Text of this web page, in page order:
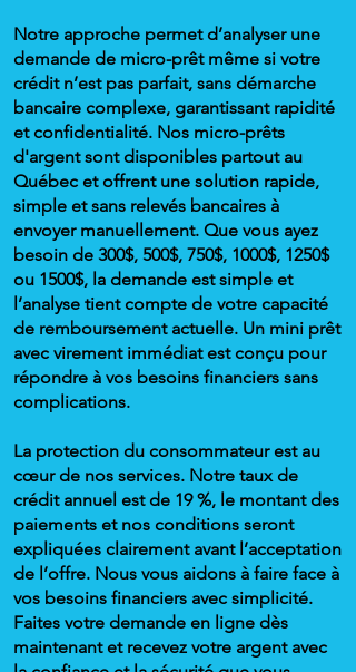
Notre approche permet d’analyser une
demande de micro-prêt même si votre
crédit n’est pas parfait, sans démarche
bancaire complexe, garantissant rapidité
et confidentialité. Nos micro-prêts
d'argent sont disponibles partout au
Québec et offrent une solution rapide,
simple et sans relevés bancaires à
envoyer manuellement. Que vous ayez
besoin de 300$, 500$, 750$, 1000$, 1250$
ou 1500$, la demande est simple et
l’analyse tient compte de votre capacité
de remboursement actuelle. Un mini prêt
avec virement immédiat est conçu pour
répondre à vos besoins financiers sans
complications.
La protection du consommateur est au
cœur de nos services. Notre taux de
crédit annuel est de 19 %, le montant des
paiements et nos conditions seront
expliquées clairement avant l’acceptation
de l’offre. Nous vous aidons à faire face à
vos besoins financiers avec simplicité.
Faites votre demande en ligne dès
maintenant et recevez votre argent avec